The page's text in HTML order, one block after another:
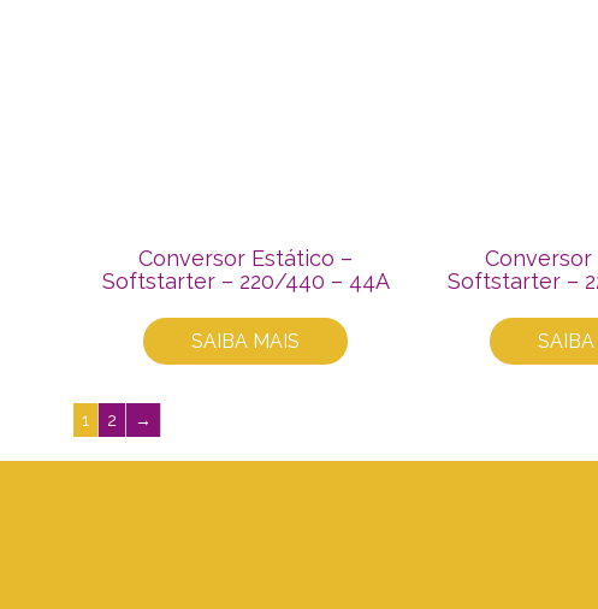
Conversor Estático –
Softstarter – 220/440 – 44A
SAIBA MAIS
Conversor
Softstarter –
1 2 →